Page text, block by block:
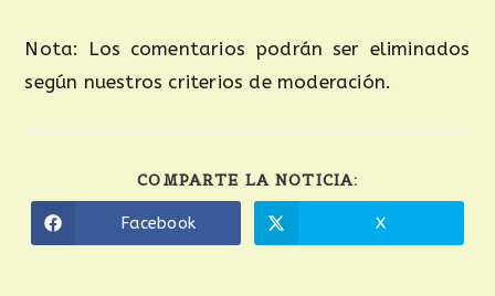
Nota: Los comentarios podrán ser eliminados
según nuestros criterios de moderación.
COMPARTE LA NOTICIA:
Facebook X